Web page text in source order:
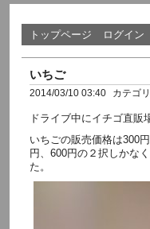
トップページ ログイン
いちご
2014/03/10 03:40 カテゴリ
ドライブ中にイチゴ直販
いちごの販売価格は300
円、600円の２択しかな
た。